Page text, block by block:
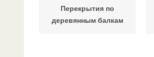
Перекрытия по
деревянным балкам